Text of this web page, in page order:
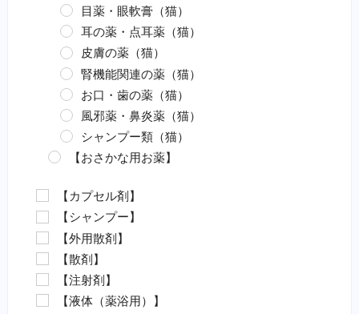
目薬・眼軟膏（猫）
耳の薬・点耳薬（猫）
皮膚の薬（猫）
腎機能関連の薬（猫）
お口・歯の薬（猫）
風邪薬・鼻炎薬（猫）
シャンプー類（猫）
【おさかな用お薬】
カラムナリス病対策（魚）
水カビ病対策（魚）
白点病対策（魚）
イカリムシ・ウオジラミ（魚）
ハダムシ駆除（魚）
類結節症（魚）
【カプセル剤】
【シャンプー】
【外用散剤】
【散剤】
【注射剤】
【液体（薬浴用）】